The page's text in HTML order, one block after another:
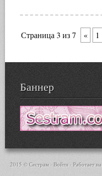
Страница 3 из 7 « 1
Баннер
2015 © Сестрам · Войти · Работает на